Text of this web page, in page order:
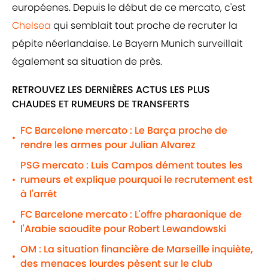
européenes. Depuis le début de ce mercato, c'est
Chelsea qui semblait tout proche de recruter la
pépite néerlandaise. Le Bayern Munich surveillait
également sa situation de près.
RETROUVEZ LES DERNIÈRES ACTUS LES PLUS
CHAUDES ET RUMEURS DE TRANSFERTS
•
FC Barcelone mercato : Le Barça proche de
rendre les armes pour Julian Alvarez
•
PSG mercato : Luis Campos dément toutes les
rumeurs et explique pourquoi le recrutement est
à l'arrêt
•
FC Barcelone mercato : L'offre pharaonique de
l'Arabie saoudite pour Robert Lewandowski
•
OM : La situation financière de Marseille inquiète,
des menaces lourdes pèsent sur le club